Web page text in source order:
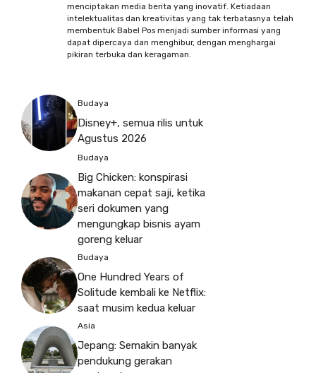
menciptakan media berita yang inovatif. Ketiadaan
intelektualitas dan kreativitas yang tak terbatasnya telah
membentuk Babel Pos menjadi sumber informasi yang
dapat dipercaya dan menghibur, dengan menghargai
pikiran terbuka dan keragaman.
Budaya
Disney+, semua rilis untuk
Agustus 2026
Budaya
Big Chicken: konspirasi
makanan cepat saji, ketika
seri dokumen yang
mengungkap bisnis ayam
goreng keluar
Budaya
One Hundred Years of
Solitude kembali ke Netflix:
saat musim kedua keluar
Asia
Jepang: Semakin banyak
pendukung gerakan